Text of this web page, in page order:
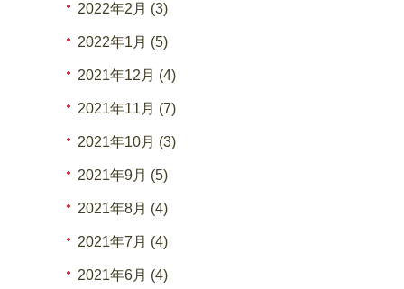
2022年2月 (3)
2022年1月 (5)
2021年12月 (4)
2021年11月 (7)
2021年10月 (3)
2021年9月 (5)
2021年8月 (4)
2021年7月 (4)
2021年6月 (4)